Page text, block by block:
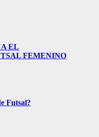
EL
FEMENINO
Futsal?